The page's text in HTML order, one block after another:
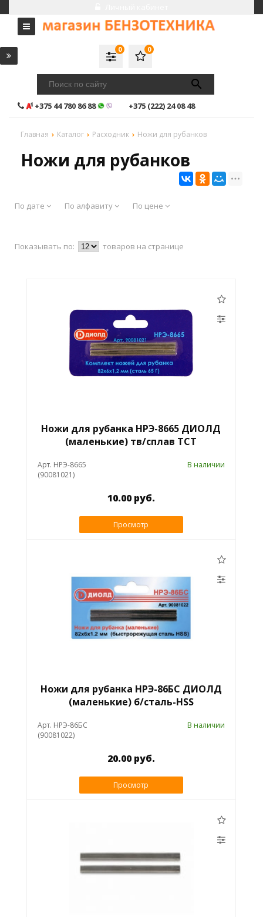
0
0
+375 44 780 86 88 +375 (222) 24 08 48
Главная Каталог Расходник Ножи для рубанков
Ножи для рубанков
По дате По алфавиту По цене
Показывать по: товаров на странице
Ножи для рубанка НРЭ-8665 ДИОЛД
(маленькие) тв/сплав ТСТ
Арт. НРЭ-8665
(90081021)
В наличии
10.00 руб.
Просмотр
Ножи для рубанка НРЭ-86БС ДИОЛД
(маленькие) б/сталь-HSS
Арт. НРЭ-86БС
(90081022)
В наличии
20.00 руб.
Просмотр